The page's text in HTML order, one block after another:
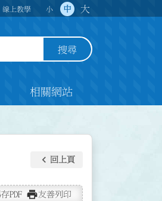
線上教學 小 中 大
搜尋
相關網站
keyboard_arrow_left 回上頁
PDF print友善列印